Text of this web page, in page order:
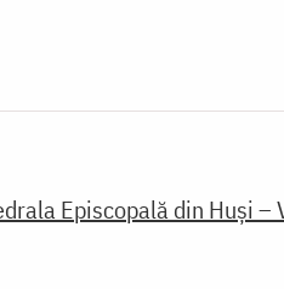
Episcopală din Huși –